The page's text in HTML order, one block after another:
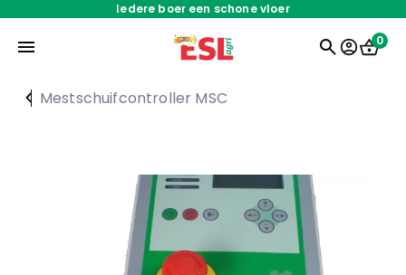
Iedere boer een schone vloer
0
Mestschuifcontroller MSC